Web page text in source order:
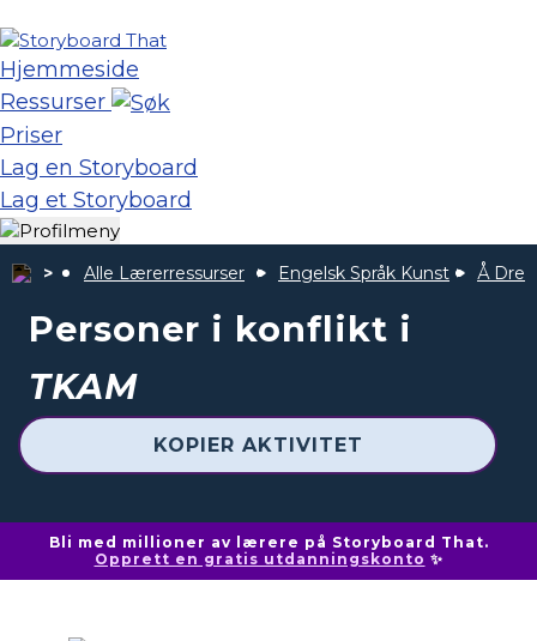
Hjemmeside
Ressurser
Priser
Lag en Storyboard
Lag et Storyboard
Alle Lærerressurser Engelsk Språk Kunst Å
Personer i konflikt i
TKAM
KOPIER AKTIVITET
Bli med millioner av lærere på Storyboard That.
Opprett en gratis utdanningskonto ✨